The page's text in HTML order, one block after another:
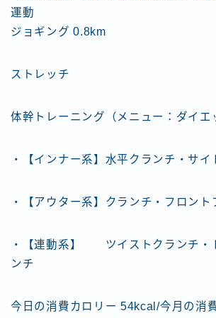
運動
ジョギング 0.8km
ストレッチ
体幹トレーニング（メニュー：ダイエ
・【インナー系】水平クランチ・サイ
・【アウター系】クランチ・フロント
・【連動系】 ツイストクランチ・
ンチ
今日の消費カロリー 54kcal/今月の消